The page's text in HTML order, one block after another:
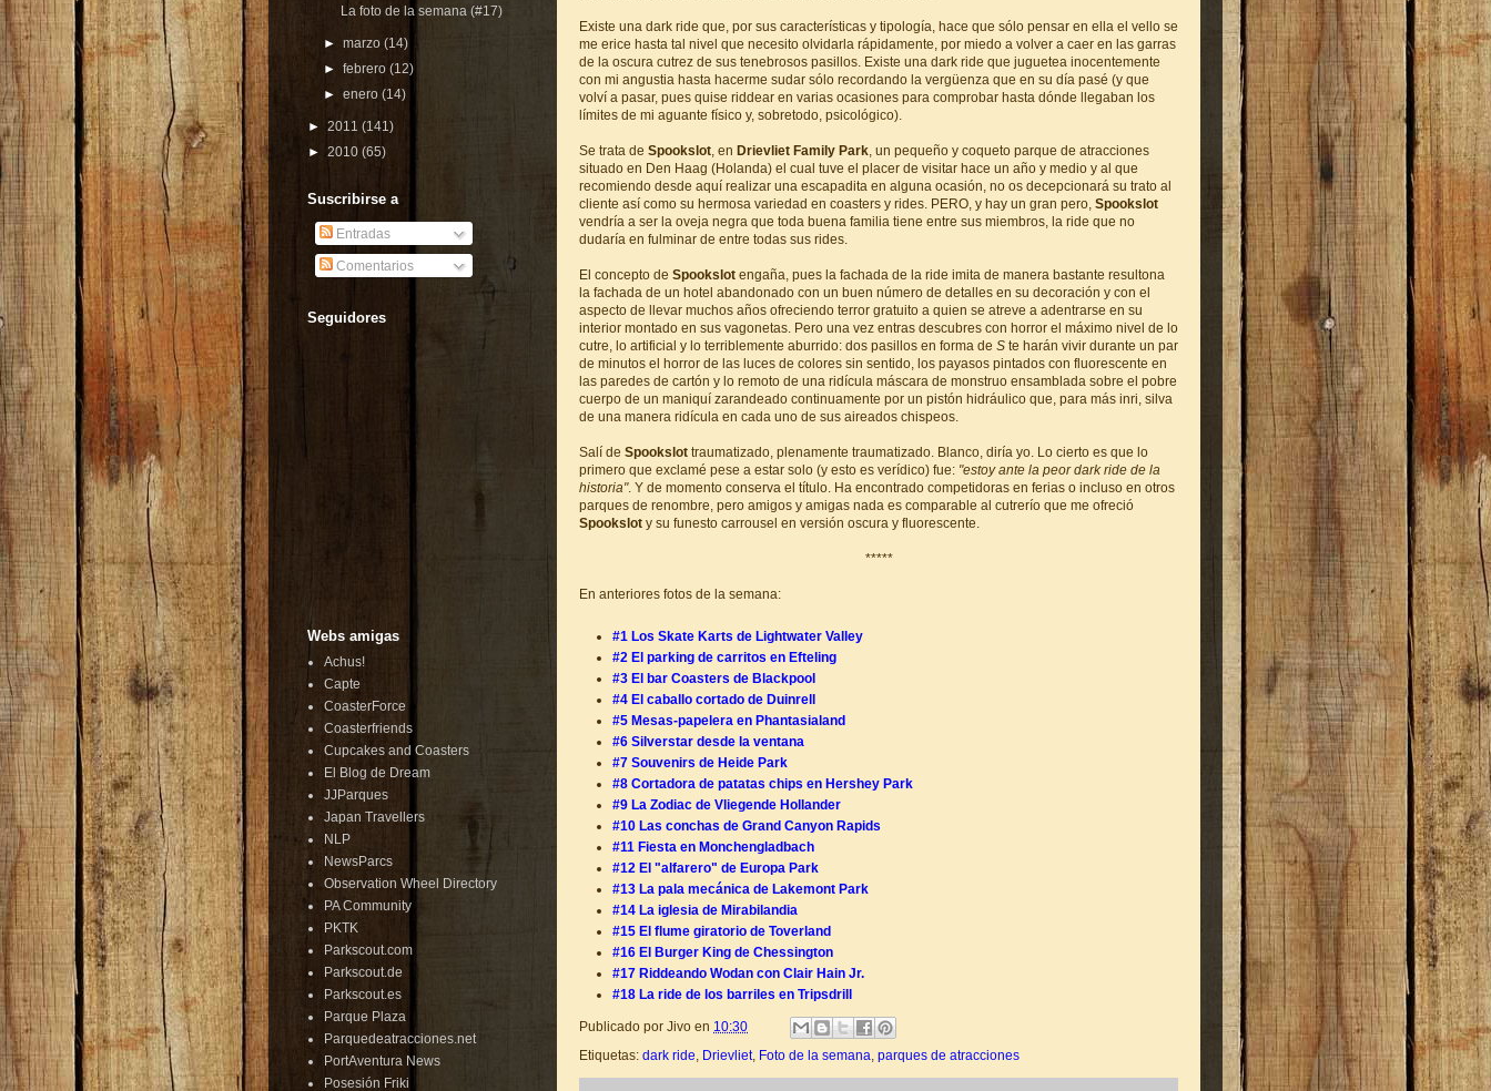
Existe una dark ride que, por sus características y tipología, hace que sólo pensar en ella el vello se
me erice hasta tal nivel que necesito olvidarla rápidamente, por miedo a volver a caer en las garras
de la oscura cutrez de sus tenebrosos pasillos. Existe una dark ride que juguetea inocentemente
con mi angustia hasta hacerme sudar sólo recordando la vergüenza que en su día pasé (y que
volví a pasar, pues quise riddear en varias ocasiones para comprobar hasta dónde llegaban los
límites de mi aguante físico y, sobretodo, psicológico).
Se trata de Spookslot, en Drievliet Family Park, un pequeño y coqueto parque de atracciones
situado en Den Haag (Holanda) el cual tuve el placer de visitar hace un año y medio y al que
recomiendo desde aquí realizar una escapadita en alguna ocasión, no os decepcionará su trato al
cliente así como su hermosa variedad en coasters y rides. PERO, y hay un gran pero, Spookslot
vendría a ser la oveja negra que toda buena familia tiene entre sus miembros, la ride que no
dudaría en fulminar de entre todas sus rides.
El concepto de Spookslot engaña, pues la fachada de la ride imita de manera bastante resultona
la fachada de un hotel abandonado con un buen número de detalles en su decoración y con el
aspecto de llevar muchos años ofreciendo terror gratuito a quien se atreve a adentrarse en su
interior montado en sus vagonetas. Pero una vez entras descubres con horror el máximo nivel de lo
cutre, lo artificial y lo terriblemente aburrido: dos pasillos en forma de S te harán vivir durante un par
de minutos el horror de las luces de colores sin sentido, los payasos pintados con fluorescente en
las paredes de cartón y lo remoto de una ridícula máscara de monstruo ensamblada sobre el pobre
cuerpo de un maniquí zarandeado continuamente por un pistón hidráulico que, para más inri, silva
de una manera ridícula en cada uno de sus aireados chispeos.
Salí de Spookslot traumatizado, plenamente traumatizado. Blanco, diría yo. Lo cierto es que lo
primero que exclamé pese a estar solo (y esto es verídico) fue: "estoy ante la peor dark ride de la
historia". Y de momento conserva el título. Ha encontrado competidoras en ferias o incluso en otros
parques de renombre, pero amigos y amigas nada es comparable al cutrerío que me ofreció
Spookslot y su funesto carrousel en versión oscura y fluorescente.
*****
En anteriores fotos de la semana:
#1 Los Skate Karts de Lightwater Valley
#2 El parking de carritos en Efteling
#3 El bar Coasters de Blackpool
#4 El caballo cortado de Duinrell
#5 Mesas-papelera en Phantasialand
#6 Silverstar desde la ventana
#7 Souvenirs de Heide Park
#8 Cortadora de patatas chips en Hershey Park
#9 La Zodiac de Vliegende Hollander
#10 Las conchas de Grand Canyon Rapids
#11 Fiesta en Monchengladbach
#12 El "alfarero" de Europa Park
#13 La pala mecánica de Lakemont Park
#14 La iglesia de Mirabilandia
#15 El flume giratorio de Toverland
#16 El Burger King de Chessington
#17 Riddeando Wodan con Clair Hain Jr.
#18 La ride de los barriles en Tripsdrill
Publicado por Jivo en 10:30
Etiquetas: dark ride, Drievliet, Foto de la semana, parques de atracciones
La foto de la semana (#17)
►marzo(14)
►febrero(12)
►enero(14)
► 2011 (141)
► 2010 (65)
Suscribirse a
Entradas
Comentarios
Seguidores
Webs amigas
Achus!
Capte
CoasterForce
Coasterfriends
Cupcakes and Coasters
El Blog de Dream
JJParques
Japan Travellers
NLP
NewsParcs
Observation Wheel Directory
PA Community
PKTK
Parkscout.com
Parkscout.de
Parkscout.es
Parque Plaza
Parquedeatracciones.net
PortAventura News
Posesión Friki